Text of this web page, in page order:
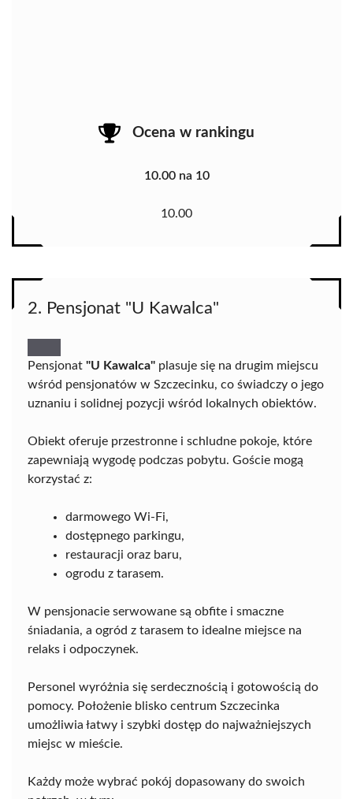
Ocena w rankingu
10.00 na 10
10.00
2. Pensjonat "U Kawalca"
Pensjonat "U Kawalca" plasuje się na drugim miejscu
wśród pensjonatów w Szczecinku, co świadczy o jego
uznaniu i solidnej pozycji wśród lokalnych obiektów.
Obiekt oferuje przestronne i schludne pokoje, które
zapewniają wygodę podczas pobytu. Goście mogą
korzystać z:
darmowego Wi-Fi,
dostępnego parkingu,
restauracji oraz baru,
ogrodu z tarasem.
W pensjonacie serwowane są obfite i smaczne
śniadania, a ogród z tarasem to idealne miejsce na
relaks i odpoczynek.
Personel wyróżnia się serdecznością i gotowością do
pomocy. Położenie blisko centrum Szczecinka
umożliwia łatwy i szybki dostęp do najważniejszych
miejsc w mieście.
Każdy może wybrać pokój dopasowany do swoich